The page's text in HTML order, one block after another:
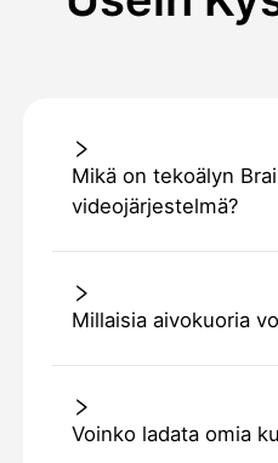
Mikä on tekoälyn
videojärjestelmä?
Millaisia aivokuoria
Voinko ladata omia